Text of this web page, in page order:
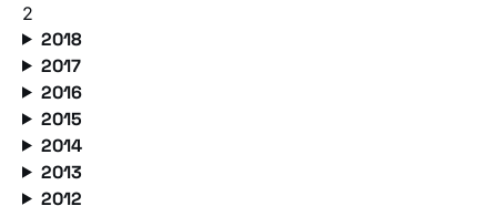
2
2018
2017
2016
2015
2014
2013
2012